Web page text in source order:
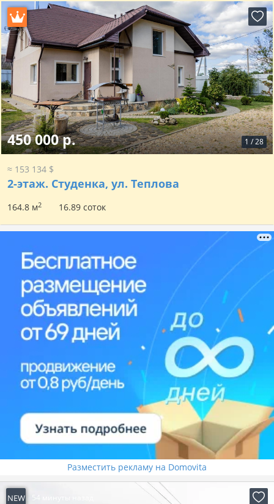
1 /28
450 000 р.
≈ 153 134 $
2-этаж. Студенка, ул. Теплова
164.8 м2 16.89 соток
Разместить рекламу на Domovita
NEW